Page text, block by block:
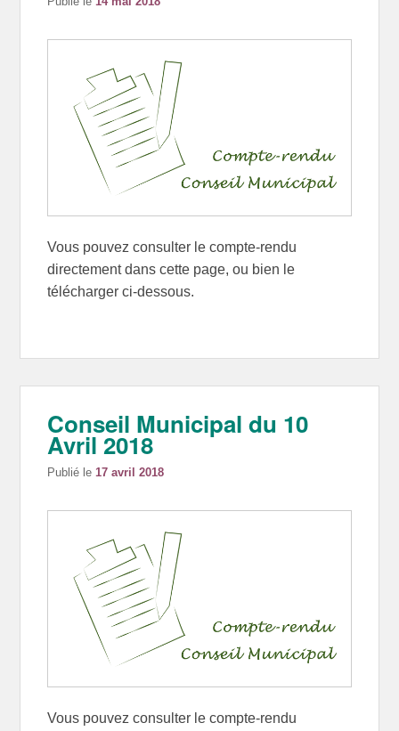
Vous pouvez consulter le compte-rendu
directement dans cette page, ou bien le
télécharger ci-dessous.
Conseil Municipal du 10
Avril 2018
Publié le 17 avril 2018
Vous pouvez consulter le compte-rendu